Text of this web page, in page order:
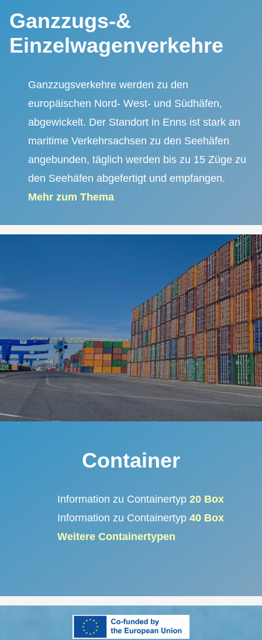
Ganzzugs-&
Einzelwagenverkehre
Ganzzugsverkehre werden zu den
europäischen Nord- West- und Südhäfen,
abgewickelt. Der Standort in Enns ist stark an
maritime Verkehrsachsen zu den Seehäfen
angebunden, täglich werden bis zu 15 Züge zu
den Seehäfen abgefertigt und empfangen.
Mehr zum Thema
Container
Information zu Containertyp 20 Box
Information zu Containertyp40 Box
Weitere Containertypen